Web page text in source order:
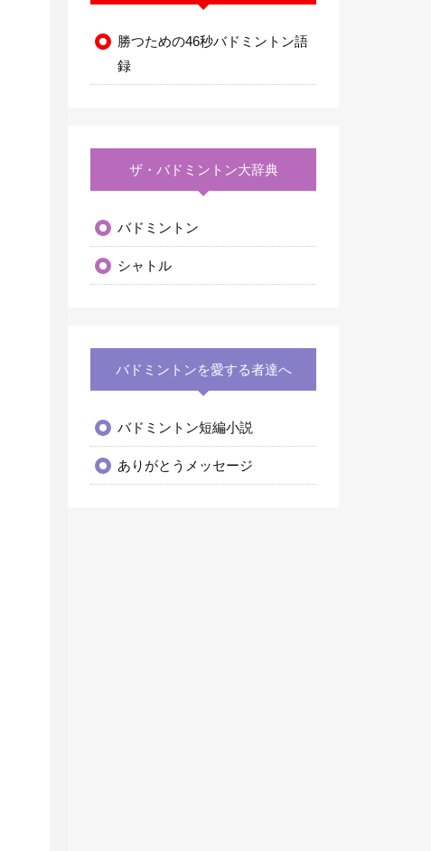
勝つための46秒バドミントン語
録
ザ・バドミントン大辞典
バドミントン
シャトル
バドミントンを愛する者達へ
バドミントン短編小説
ありがとうメッセージ